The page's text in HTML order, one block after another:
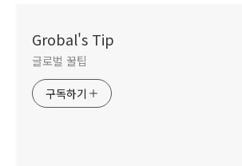
Grobal's Tip
글로벌 꿀팁
구독하기